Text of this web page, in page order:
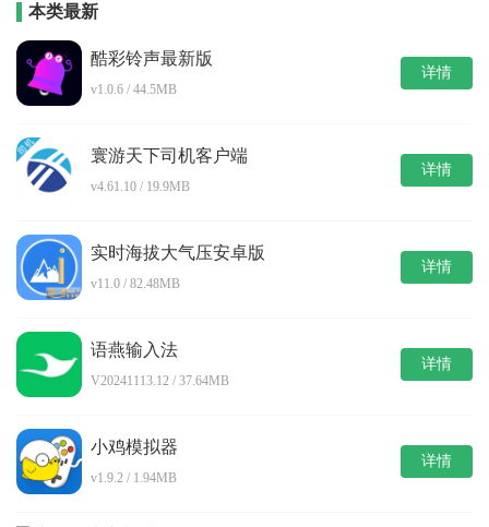
本类最新
酷彩铃声最新版
v1.0.6 / 44.5MB
详情
寰游天下司机客户端
v4.61.10 / 19.9MB
详情
实时海拔大气压安卓版
v11.0 / 82.48MB
详情
语燕输入法
V20241113.12 / 37.64MB
详情
小鸡模拟器
v1.9.2 / 1.94MB
详情